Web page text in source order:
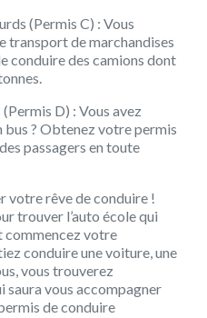
(Permis C) : Vous
transport de marchandises
conduire des camions dont
D) : Vous avez
bus ? Obtenez votre permis
passagers en toute
votre rêve de conduire !
trouver l’auto école qui
commencez votre
conduire une voiture, une
vous trouverez
saura vous accompagner
de conduire